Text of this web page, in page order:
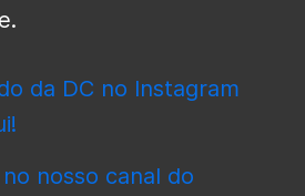
da DC no Instagram
nosso canal do